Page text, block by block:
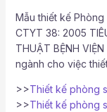
Mẫu thiết kế
CTYT 38: 2005
THUẬT BỆNH
ngành cho việc
>>Thiết kế phòng
>>Thiết kế phòng